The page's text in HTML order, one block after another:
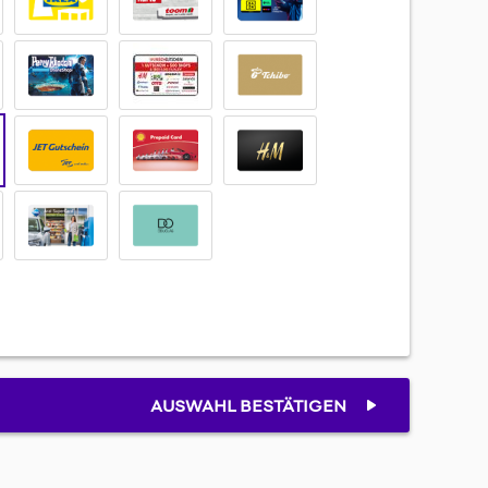
AUSWAHL BESTÄTIGEN